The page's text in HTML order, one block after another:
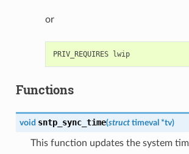
or
PRIV_REQUIRES lwip
Functions
void sntp_sync_time(struct timeval *tv)
This function updates the system